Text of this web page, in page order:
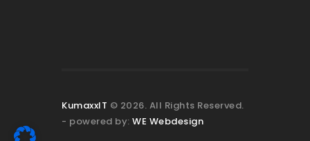
KumaxxIT © 2026. All Rights Reserved.
- powered by: WE Webdesign